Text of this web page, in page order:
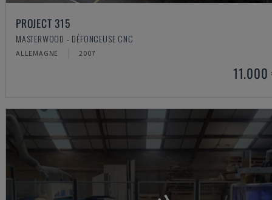
PROJECT 315
MASTERWOOD - DÉFONCEUSE CNC
ALLEMAGNE 2007
11.000